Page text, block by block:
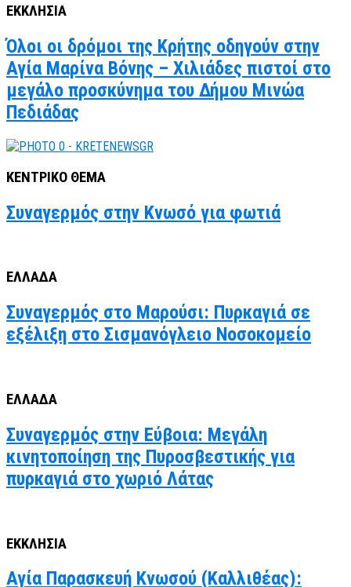
ΕΚΚΛΗΣΙΑ
Όλοι οι δρόμοι της Κρήτης οδηγούν στην
Αγία Μαρίνα Βόνης – Χιλιάδες πιστοί στο
μεγάλο προσκύνημα του Δήμου Μινώα
Πεδιάδας
ΚΕΝΤΡΙΚΟ ΘΕΜΑ
Συναγερμός στην Κνωσό για φωτιά
ΕΛΛΑΔΑ
Συναγερμός στο Μαρούσι: Πυρκαγιά σε
εξέλιξη στο Σισμανόγλειο Νοσοκομείο
ΕΛΛΑΔΑ
Συναγερμός στην Εύβοια: Μεγάλη
κινητοποίηση της Πυροσβεστικής για
πυρκαγιά στο χωριό Λάτας
ΕΚΚΛΗΣΙΑ
Αγία Παρασκευή Κνωσού (Καλλιθέας):